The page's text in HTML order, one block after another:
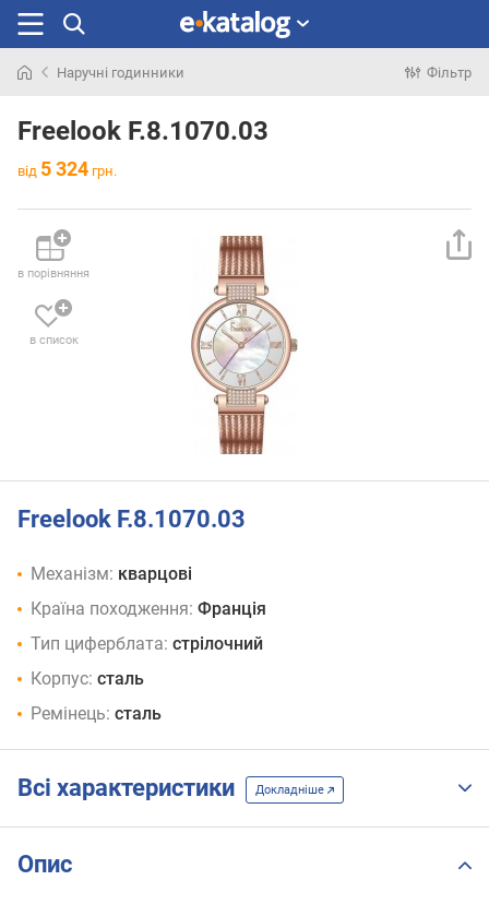
раніше
Наручні годинники Фільтр
Freelook F.8.1070.03
від 5 324 грн.
в порівняння
в список
Freelook F.8.1070.03
Механізм: кварцові
Країна походження: Франція
Тип циферблата: стрілочний
Корпус: сталь
Ремінець: сталь
Всі характеристики Докладніше
Опис